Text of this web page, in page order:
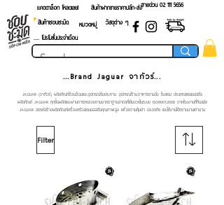
แคตตาล็อก โหลดเลย! สายด่วน 02 ​111 5656
สินค้าฝากขายราคาปลีก-ส่ง
สินค้าชอบชะมัด
หมวดหมู่
วัสดุต่าง ๆ
.... โปรโมชั่นประจำเดือน
...Brand Jaguar จากัวร์...
JAGUAR (จากัวร์) ผลิตภัณฑ์ช้อนส้อมและอุปกรณ์รับประทาน อุปกรณ์ร้านอาหารตามสั่ง โรงแรม ประเภทสเตนเลสสตีล
ผลิตภัณฑ์ JAGUAR ทุกชิ้นผลิตและผ่านการทดสอบตามมาตราฐานสากลที่เข้มงวดในระบบ ISO9001:2008 จากโรงงานที่ทันสมัย
JAGUAR สรรค์สร้างผลิตภัณฑ์เครื่องครัวสเตนเลสสตีลคุณภาพสูง เพื่อความคุ้มค่า ปลอดภัย และใช้งานได้ตราบนานเท่านาน
Filter